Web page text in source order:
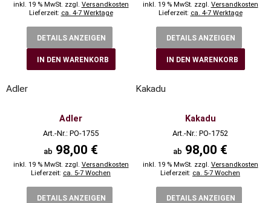
inkl. 19 % MwSt. zzgl. Versandkosten
Lieferzeit: ca. 4-7 Werktage
DETAILS ANZEIGEN
IN DEN WARENKORB
inkl. 19 % MwSt. zzgl. Versandkosten
Lieferzeit: ca. 4-7 Werktage
DETAILS ANZEIGEN
IN DEN WARENKORB
Adler
Adler
Art.-Nr.: PO-1755
ab 98,00 €
inkl. 19 % MwSt. zzgl. Versandkosten
Lieferzeit: ca. 5-7 Wochen
DETAILS ANZEIGEN
Kakadu
Kakadu
Art.-Nr.: PO-1752
ab 98,00 €
inkl. 19 % MwSt. zzgl. Versandkosten
Lieferzeit: ca. 5-7 Wochen
DETAILS ANZEIGEN